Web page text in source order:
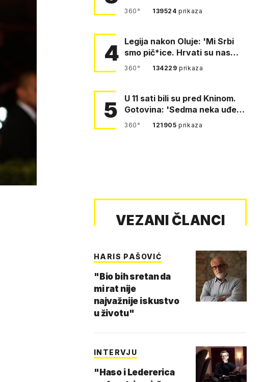
'Čujem, prelazite ustašam…
360° 139524prikaza
4 Legija nakon Oluje: 'Mi Srbi
smo pič*ice. Hrvati su nas
pomeli!'
360° 134229prikaza
5
U 11 sati bili su pred Kninom.
Gotovina: 'Sedma neka uđe,
4. gardijska neka g…
360° 121905prikaza
VEZANI ČLANCI
HARIS PAŠOVIĆ
"Bio bih sretan da
mi rat nije
najvažnije iskustvo
u životu"
INTERVJU
"Haso i Ledererica